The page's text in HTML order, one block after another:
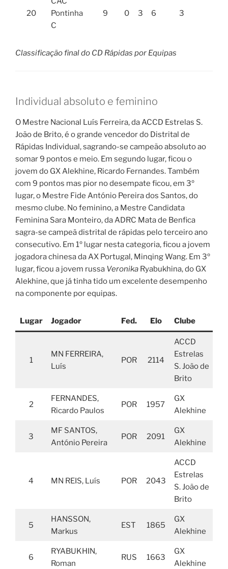
20
Pontinha
C
9 0 3 6 3
Classificação final do CD Rápidas por Equipas
Individual absoluto e feminino
O Mestre Nacional Luís Ferreira, da ACCD Estrelas S.
João de Brito, é o grande vencedor do Distrital de
Rápidas Individual, sagrando-se campeão absoluto ao
somar 9 pontos e meio. Em segundo lugar, ficou o
jovem do GX Alekhine, Ricardo Fernandes. Também
com 9 pontos mas pior no desempate ficou, em 3º
lugar, o Mestre Fide António Pereira dos Santos, do
mesmo clube. No feminino, a Mestre Candidata
Feminina Sara Monteiro, da ADRC Mata de Benfica
sagra-se campeã distrital de rápidas pelo terceiro ano
consecutivo. Em 1º lugar nesta categoria, ficou a jovem
jogadora chinesa da AX Portugal, Minqing Wang. Em 3º
lugar, ficou a jovem russa Veronika Ryabukhina, do GX
Alekhine, que já tinha tido um excelente desempenho
na componente por equipas.
Lugar Jogador Fed. Elo Clube
1
MN FERREIRA,
Luís
POR 2114
ACCD
Estrelas
S. João de
Brito
2
FERNANDES,
Ricardo Paulos
POR 1957
GX
Alekhine
3
MF SANTOS,
António Pereira
POR 2091
GX
Alekhine
4 MN REIS, Luís POR 2043
ACCD
Estrelas
S. João de
Brito
5
HANSSON,
Markus
EST 1865
GX
Alekhine
6
RYABUKHIN,
Roman
RUS 1663
GX
Alekhine